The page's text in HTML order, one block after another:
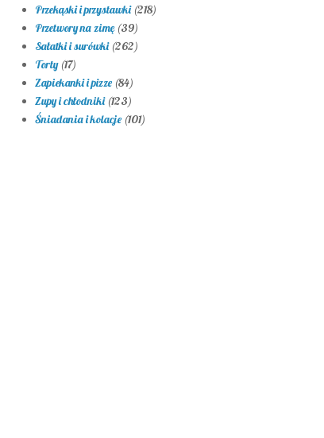
Przekąski i przystawki (218)
Przetwory na zimę (39)
Sałatki i surówki (262)
Torty (17)
Zapiekanki i pizze (84)
Zupy i chłodniki (123)
Śniadania i kolacje (101)